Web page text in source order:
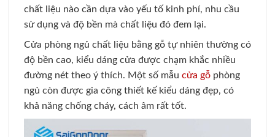
chất liệu nào cần dựa vào yếu tố kinh phí, nhu cầu
sử dụng và độ bền mà chất liệu đó đem lại.
Cửa phòng ngủ chất liệu bằng gỗ tự nhiên thường có
độ bền cao, kiểu dáng cửa được chạm khắc nhiều
đường nét theo ý thích. Một số mẫu cửa gỗ phòng
ngủ còn được gia công thiết kế kiểu dáng đẹp, có
khả năng chống cháy, cách âm rất tốt.